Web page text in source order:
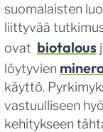
suomalaisten
liittyvää
ovat biotalous
löytyvien
käyttö.
vastuulliseen
kehitykseen